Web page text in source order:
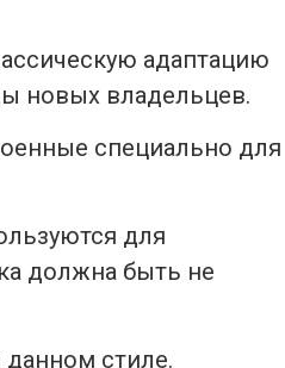
адаптацию
новых владельцев.
специально для
для
должна быть не
стиле.